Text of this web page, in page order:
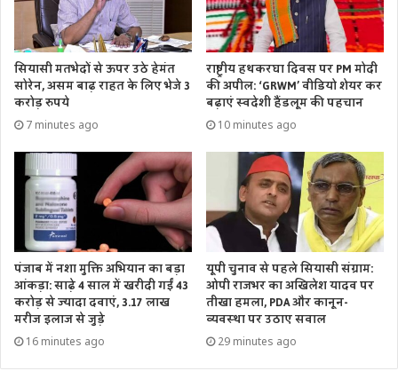
सियासी मतभेदों से ऊपर उठे हेमंत
सोरेन, असम बाढ़ राहत के लिए भेजे 3
करोड़ रुपये
7 minutes ago
राष्ट्रीय हथकरघा दिवस पर PM मोदी
की अपील: ‘GRWM’ वीडियो शेयर कर
बढ़ाएं स्वदेशी हैंडलूम की पहचान
10 minutes ago
पंजाब में नशा मुक्ति अभियान का बड़ा
आंकड़ा: साढ़े 4 साल में खरीदी गईं 43
करोड़ से ज्यादा दवाएं, 3.17 लाख
मरीज इलाज से जुड़े
16 minutes ago
यूपी चुनाव से पहले सियासी संग्राम:
ओपी राजभर का अखिलेश यादव पर
तीखा हमला, PDA और कानून-
व्यवस्था पर उठाए सवाल
29 minutes ago